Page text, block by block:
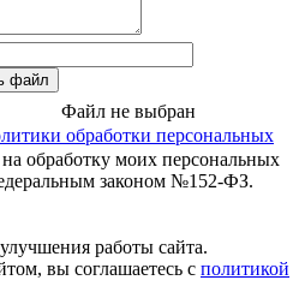
файл
Файл не выбран
обработки персональных
обработку моих персональных
законом №152-ФЗ.
работы сайта.
вы соглашаетесь с политикой